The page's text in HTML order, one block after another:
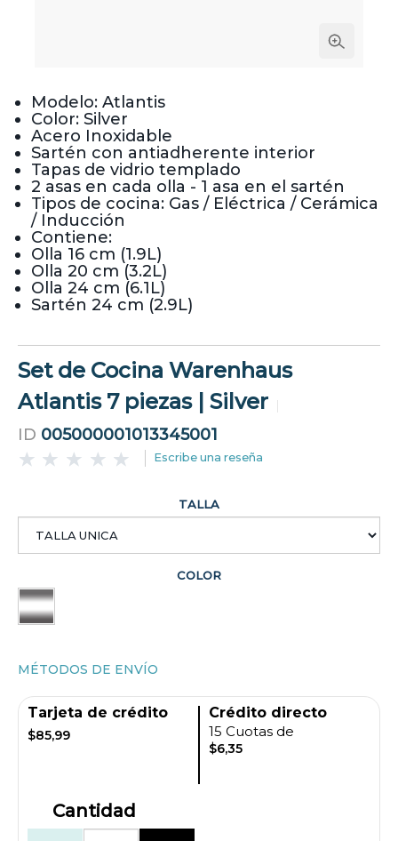
Modelo: Atlantis
Color: Silver
Acero Inoxidable
Sartén con antiadherente interior
Tapas de vidrio templado
2 asas en cada olla - 1 asa en el sartén
Tipos de cocina: Gas / Eléctrica / Cerámica
/ Inducción
Contiene:
Olla 16 cm (1.9L)
Olla 20 cm (3.2L)
Olla 24 cm (6.1L)
Sartén 24 cm (2.9L)
Set de Cocina Warenhaus
Atlantis 7 piezas | Silver
ID 005000001013345001
Escribe una reseña
TALLA
COLOR
MÉTODOS DE ENVÍO
Tarjeta de crédito
$85,99
Crédito directo
15 Cuotas de
$6,35
Cantidad